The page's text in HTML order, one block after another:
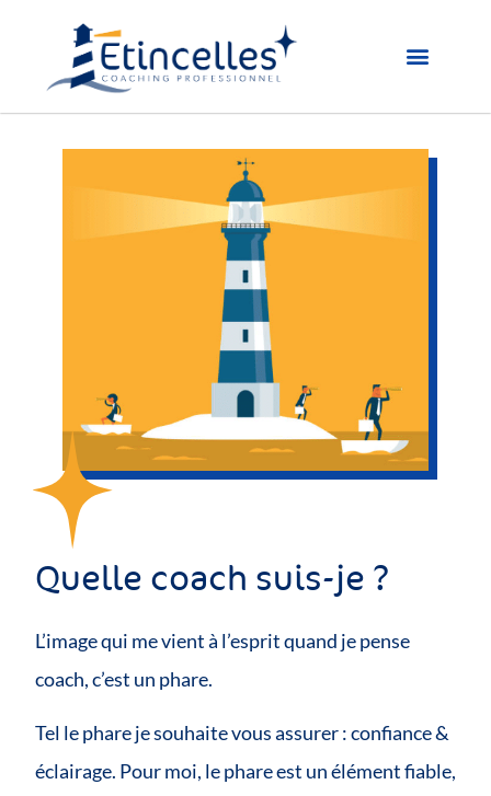
Quelle coach suis-je ?
L’image qui me vient à l’esprit quand je pense
coach, c’est un phare.
Tel le phare je souhaite vous assurer : confiance &
éclairage. Pour moi, le phare est un élément fiable,